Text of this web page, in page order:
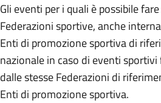
Gli eventi per i quali è possibile
Federazioni sportive, anche
Enti di promozione sportiva di
nazionale in caso di eventi
dalle stesse Federazioni di
Enti di promozione sportiva.